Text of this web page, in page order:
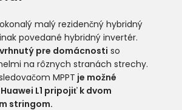
malý rezidenčný hybridný
povedané hybridný invertér.
pre domácnosti so
na rôznych stranách strechy.
MPPT je možné
L1 pripojiť k dvom
stringom.